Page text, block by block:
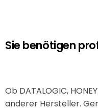
Sie benötigen
Ob DATALOGIC,
anderer Hersteller.